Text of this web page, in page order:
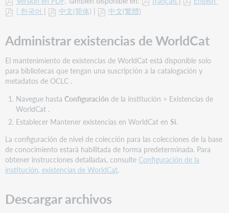
| 한국어 | 中文(简体) | 中文(繁體)
Administrar existencias de WorldCat
El mantenimiento de existencias de WorldCat está disponible solo
para bibliotecas que tengan una suscripción a la catalogación y
metadatos de OCLC .
Navegue hasta Configuración de la institución > Existencias de
WorldCat .
Establecer Mantener existencias en WorldCat en Sí.
La configuración de nivel de colección para las colecciones de la base
de conocimiento estará habilitada de forma predeterminada. Para
obtener instrucciones detalladas, consulte Configuración de la
institución, existencias de WorldCat.
Descargar archivos